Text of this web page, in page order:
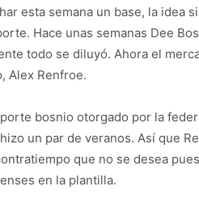
esta semana un base, la idea
Hace unas semanas Dee
todo se diluyó. Ahora el
Alex Renfroe.
bosnio otorgado por la
un par de veranos. Así que
que no se desea
en la plantilla.